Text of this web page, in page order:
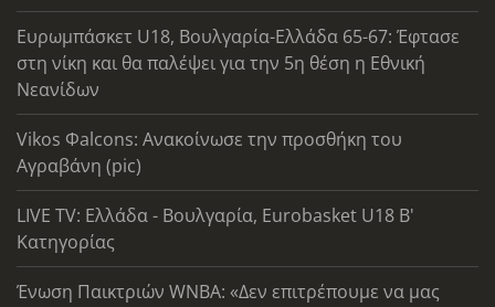
Ευρωμπάσκετ U18, Βουλγαρία-Ελλάδα 65-67: Έφτασε
στη νίκη και θα παλέψει για την 5η θέση η Εθνική
Νεανίδων
Vikos Φalcons: Ανακοίνωσε την προσθήκη του
Αγραβάνη (pic)
LIVE TV: Ελλάδα - Βουλγαρία, Eurobasket U18 Β'
Κατηγορίας
Ένωση Παικτριών WNBA: «Δεν επιτρέπουμε να μας